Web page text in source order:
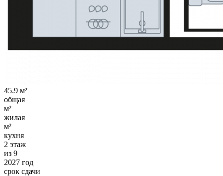
45.9 м²
общая
м²
жилая
м²
кухня
2 этаж
из 9
2027 год
срок сдачи